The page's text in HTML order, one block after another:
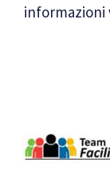
informazioni